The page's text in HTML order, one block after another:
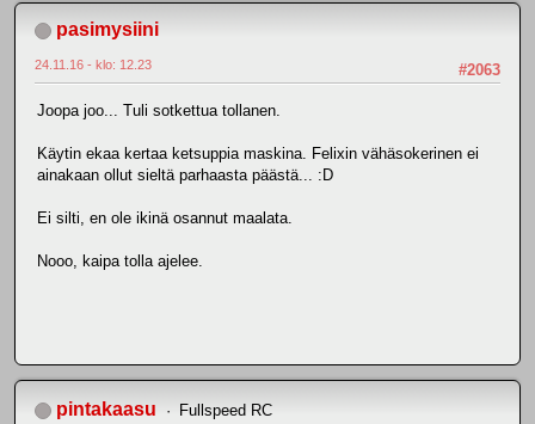
pasimysiini
#2063
24.11.16 - klo: 12.23
Joopa joo... Tuli sotkettua tollanen.
Käytin ekaa kertaa ketsuppia maskina. Felixin vähäsokerinen ei
ainakaan ollut sieltä parhaasta päästä... :D
Ei silti, en ole ikinä osannut maalata.
Nooo, kaipa tolla ajelee.
pintakaasu Fullspeed RC